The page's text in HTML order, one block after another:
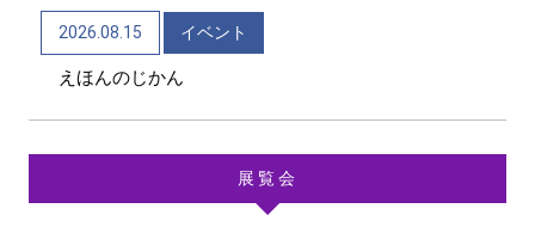
第48回「子どもたちに聞かせたい創作童話」作品募
集【6/1~9/11迄】
2026.08.15 イベント
えほんのじかん
展覧会